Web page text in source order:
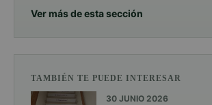
Ver más de esta sección
TAMBIÉN TE PUEDE INTERESAR
30 JUNIO 2026